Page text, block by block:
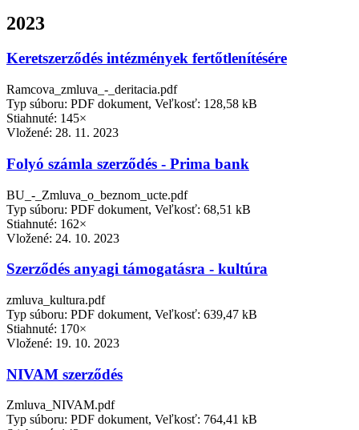
2023
Keretszerződés intézmények fertőtlenítésére
Ramcova_zmluva_-_deritacia.pdf
Typ súboru: PDF dokument, Veľkosť: 128,58 kB
Stiahnuté: 145×
Vložené: 28. 11. 2023
Folyó számla szerződés - Prima bank
BU_-_Zmluva_o_beznom_ucte.pdf
Typ súboru: PDF dokument, Veľkosť: 68,51 kB
Stiahnuté: 162×
Vložené: 24. 10. 2023
Szerződés anyagi támogatásra - kultúra
zmluva_kultura.pdf
Typ súboru: PDF dokument, Veľkosť: 639,47 kB
Stiahnuté: 170×
Vložené: 19. 10. 2023
NIVAM szerződés
Zmluva_NIVAM.pdf
Typ súboru: PDF dokument, Veľkosť: 764,41 kB